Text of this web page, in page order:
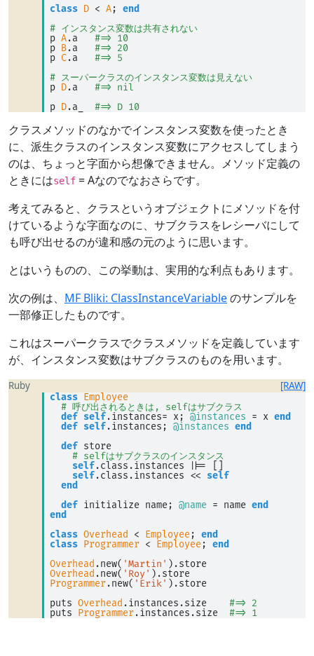
class D < A; end
# インスタンス変数は共有されない
p A.a #=> 10
p B.a #=> 20
p C.a #=> 5
# スーパークラスのインスタンス変数は見えない
p D.a #=> nil
p D.a_ #=> D 10
クラスメソッドのなかでインスタンス変数を使ったとき
に、派生クラスのインスタンス変数にアクセスしてしまう
のは、ちょっと字面から想像できません。メソッド定義の
ときにはself = Aなのでなおさらです。
考えてみると、クラスというオブジェクトにメソッドを付
けているような字面なのに、サブクラスをレシーバにして
も呼び出せるのが違和感の元のように思います。
とはいうものの、この挙動は、実用的な利点もあります。
次の例は、 MF Bliki: ClassInstanceVariableのサンプルを
一部修正したものです。
これはスーパークラスでクラスメソッドを定義しています
が、インスタンス変数はサブクラスのものを用います。
Ruby [RAW]
class
Employee
# 呼び出されるときは, selfはサブクラス
def self.instances= x; @instances = x end
def self.instances; @instances end
def store
# selfはサブクラスのインスタンス
self.class.instances |=
self.class.instances <<
self
end
def initialize name; @name = name end
end
class Overhead < Employee; end
class
Programmer < Employee; end
Overhead .new( 'Martin' ).store
Overhead .new( 'Roy' ).store
Programmer.new( 'Erik' ).store
puts Overhead .instances.size #=> 2
puts
Programmer.instances.size #=> 1